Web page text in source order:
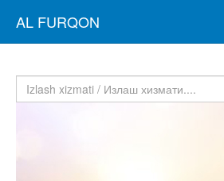
AL FURQON